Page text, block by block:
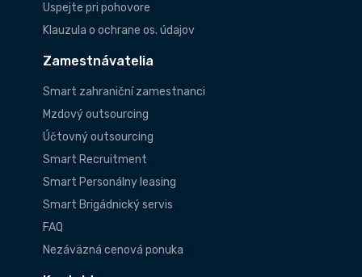
Uspejte pri pohovore
Klauzula o ochrane os. údajov
Zamestnávatelia
Smart zahraniční zamestnanci
Mzdový outsourcing
Účtovný outsourcing
Smart Recruitment
Smart Personálny leasing
Smart Brigádnický servis
FAQ
Nezáväzná cenová ponuka